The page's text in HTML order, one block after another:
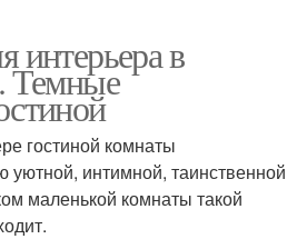
интерьера в
Темные
гостиной комнаты
уютной, интимной, таинственной
маленькой комнаты такой